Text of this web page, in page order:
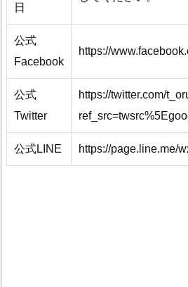
日
公式
Facebook
https://
公式
Twitter
https://twitter.com/
公式LINE https://page.line.me/